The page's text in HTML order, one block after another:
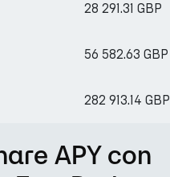
28 291.31 GBP
56 582.63 GBP
282 913.14 GBP
APY con